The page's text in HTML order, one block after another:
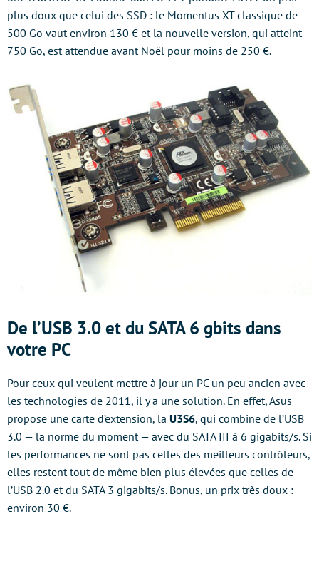
plus doux que celui des SSD : le Momentus XT classique de
500 Go vaut environ 130 € et la nouvelle version, qui atteint
750 Go, est attendue avant Noël pour moins de 250 €.
De l’USB 3.0 et du SATA 6 gbits dans
votre PC
Pour ceux qui veulent mettre à jour un PC un peu ancien avec
les technologies de 2011, il y a une solution. En effet, Asus
propose une carte d’extension, la U3S6, qui combine de l’USB
3.0 — la norme du moment — avec du SATA III à 6 gigabits/s. Si
les performances ne sont pas celles des meilleurs contrôleurs,
elles restent tout de même bien plus élevées que celles de
l’USB 2.0 et du SATA 3 gigabits/s. Bonus, un prix très doux :
environ 30 €.